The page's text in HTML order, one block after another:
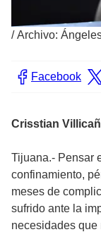
/Archivo:
Facebook
Crisstian
Tijuana.- Pensar
confinamiento,
meses de
sufrido ante la
necesidades que